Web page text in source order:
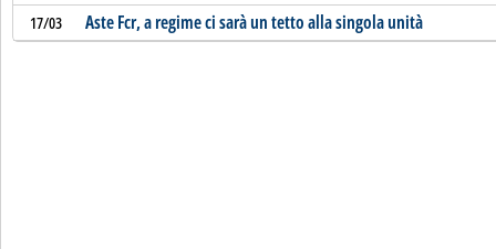
17/03 Aste Fcr, a regime ci sarà un tetto alla singola unità